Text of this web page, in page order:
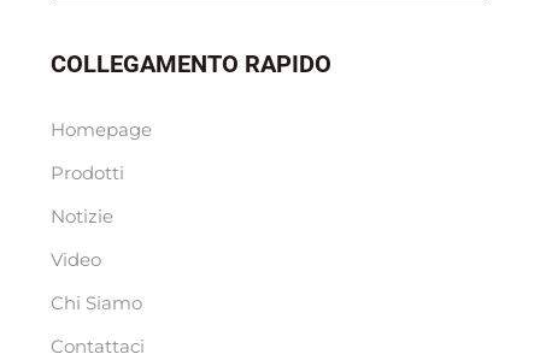
COLLEGAMENTO RAPIDO
Homepage
Prodotti
Notizie
Video
Chi Siamo
Contattaci